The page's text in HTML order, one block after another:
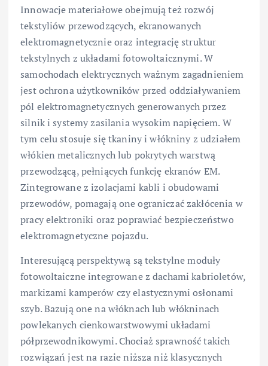
Innowacje materiałowe obejmują też rozwój
tekstyliów przewodzących, ekranowanych
elektromagnetycznie oraz integrację struktur
tekstylnych z układami fotowoltaicznymi. W
samochodach elektrycznych ważnym zagadnieniem
jest ochrona użytkowników przed oddziaływaniem
pól elektromagnetycznych generowanych przez
silnik i systemy zasilania wysokim napięciem. W
tym celu stosuje się tkaniny i włókniny z udziałem
włókien metalicznych lub pokrytych warstwą
przewodzącą, pełniących funkcję ekranów EM.
Zintegrowane z izolacjami kabli i obudowami
przewodów, pomagają one ograniczać zakłócenia w
pracy elektroniki oraz poprawiać bezpieczeństwo
elektromagnetyczne pojazdu.
Interesującą perspektywą są tekstylne moduły
fotowoltaiczne integrowane z dachami kabrioletów,
markizami kamperów czy elastycznymi osłonami
szyb. Bazują one na włóknach lub włókninach
powlekanych cienkowarstwowymi układami
półprzewodnikowymi. Chociaż sprawność takich
rozwiązań jest na razie niższa niż klasycznych